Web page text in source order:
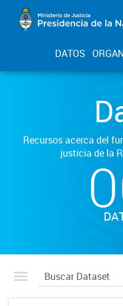
DATOS
Recursos acerca del
justicia de la